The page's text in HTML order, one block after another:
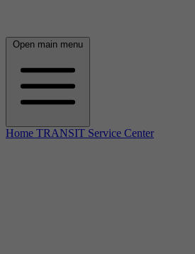
Open main menu
Home TRANSIT Service Center